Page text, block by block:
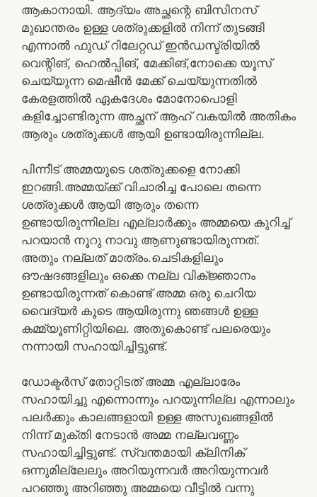
ആകാനായി. ആദ്യം അച്ഛന്റെ ബിസിനസ്‌
മുഖാന്തരം ഉള്ള ശത്രുക്കളിൽ നിന്ന് തുടങ്ങി
എന്നാൽ ഫുഡ്‌ റിലേറ്റഡ് ഇൻഡസ്ട്രിയിൽ
വെന്റിങ്, ഹെൽപ്പിങ്, മേക്കിങ്,നോക്കെ യൂസ്
ചെയ്യുന്ന മെഷീൻ മേക്ക് ചെയ്യുന്നതിൽ
കേരളത്തിൽ ഏകദേശം മോനോപൊളി
കളിച്ചോണ്ടിരുന്ന അച്ഛന് ആഹ് വകയിൽ അതികം
ആരും ശത്രുക്കൾ ആയി ഉണ്ടായിരുന്നില്ല.
പിന്നീട് അമ്മയുടെ ശത്രുക്കളെ നോക്കി
ഇറങ്ങി.അമ്മയ്ക്ക് വിചാരിച്ച പോലെ തന്നെ
ശത്രുക്കൾ ആയി ആരും തന്നെ
ഉണ്ടായിരുന്നില്ല എല്ലാർക്കും അമ്മയെ കുറിച്ച്
പറയാൻ നൂറു നാവു ആണുണ്ടായിരുന്നത്.
അതും നല്ലത് മാത്രം.ചെടികളിലും
ഔഷദങ്ങളിലും ഒക്കെ നല്ല വിക്ജ്ഞാനം
ഉണ്ടായിരുന്നത് കൊണ്ട് അമ്മ ഒരു ചെറിയ
വൈദ്യർ കൂടെ ആയിരുന്നു ഞങ്ങൾ ഉള്ള
കമ്മ്യൂണിറ്റിയിലെ. അതുകൊണ്ട് പലരെയും
നന്നായി സഹായിച്ചിട്ടുണ്ട്.
ഡോക്ടർസ് തോറ്റിടത് അമ്മ എല്ലാരേം
സഹായിച്ചു എന്നൊന്നും പറയുന്നില്ല എന്നാലും
പലർക്കും കാലങ്ങളായി ഉള്ള അസുഖങ്ങളിൽ
നിന്ന് മുക്തി നേടാൻ അമ്മ നല്ലവണ്ണം
സഹായിച്ചിട്ടുണ്ട്. സ്വന്തമായി ക്ലിനിക്
ഒന്നുമില്ലേലും അറിയുന്നവർ അറിയുന്നവർ
പറഞ്ഞു അറിഞ്ഞു അമ്മയെ വീട്ടിൽ വന്നു